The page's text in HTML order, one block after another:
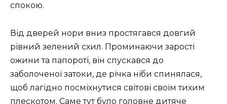
спокою.
Від дверей нори вниз простягався довгий
рівний зелений схил. Проминаючи зарості
ожини та папороті, він спускався до
заболоченої затоки, де річка ніби спинялася,
щоб лагідно посміхнутися світові своїм тихим
плескотом. Саме тут було головне дитяче